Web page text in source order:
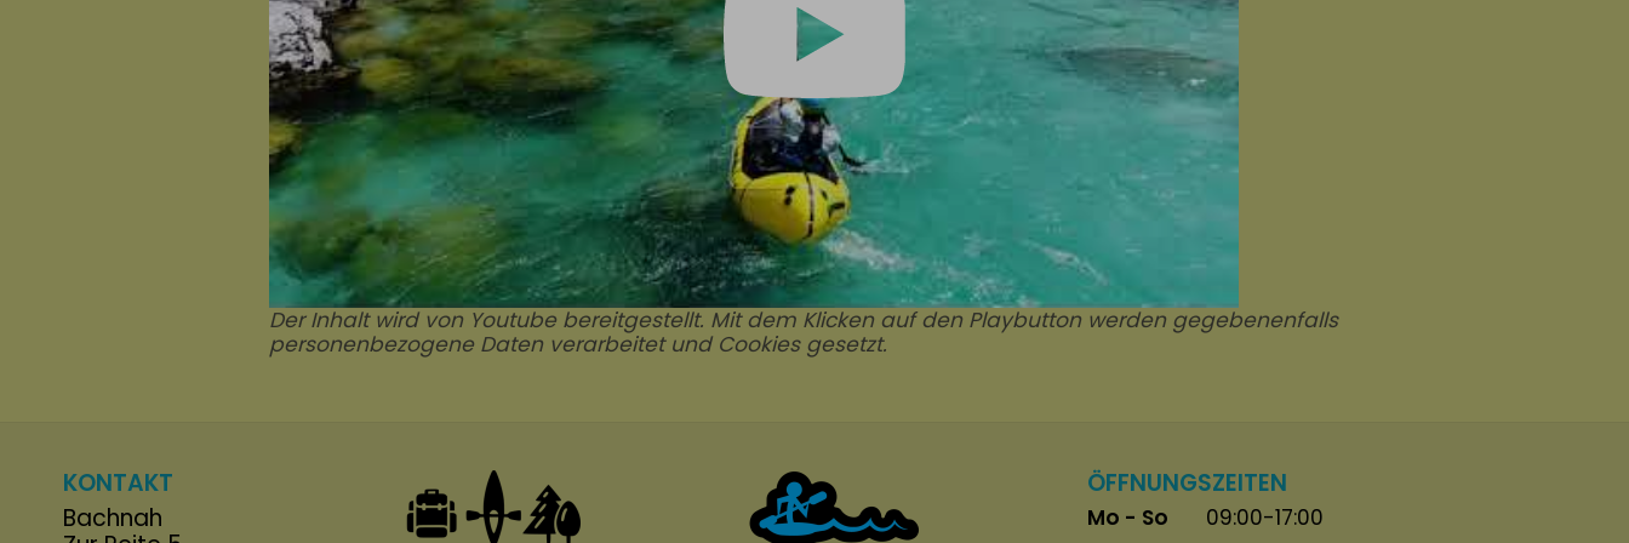
Der Inhalt wird von Youtube bereitgestellt. Mit dem Klicken auf den Playbutton werden gegebenenfalls
personenbezogene Daten verarbeitet und Cookies gesetzt.
KONTAKT
Bachnah
ÖFFNUNGSZEITEN
Mo - So 09:00-17:00